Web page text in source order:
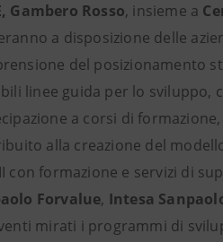
Gambero Rosso, insieme a
a disposizione delle
del posizionamento
linee guida per lo sviluppo,
a corsi di
alla creazione del
con formazione e servizi di
Forvalue, Intesa
mirati i programmi di